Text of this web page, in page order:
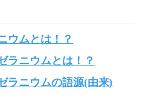
ウムとは！？
ラニウムとは！？
ラニウムの語源(由来)